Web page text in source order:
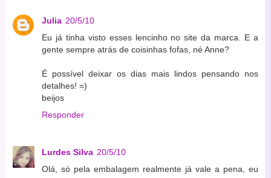
Julia 20/5/10
Eu já tinha visto esses lencinho no site da marca. E a
gente sempre atrás de coisinhas fofas, né Anne?
É possível deixar os dias mais lindos pensando nos
detalhes! =)
beijos
Responder
Lurdes Silva 20/5/10
Olá, só pela embalagem realmente já vale a pena, eu